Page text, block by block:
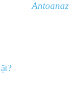
Antoanaz